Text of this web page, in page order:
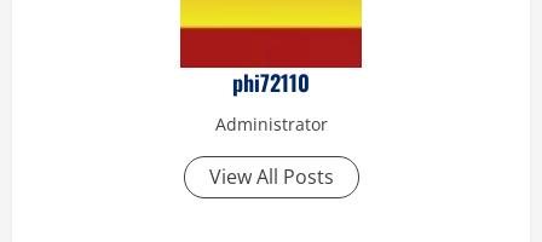
phi72110
Administrator
View All Posts